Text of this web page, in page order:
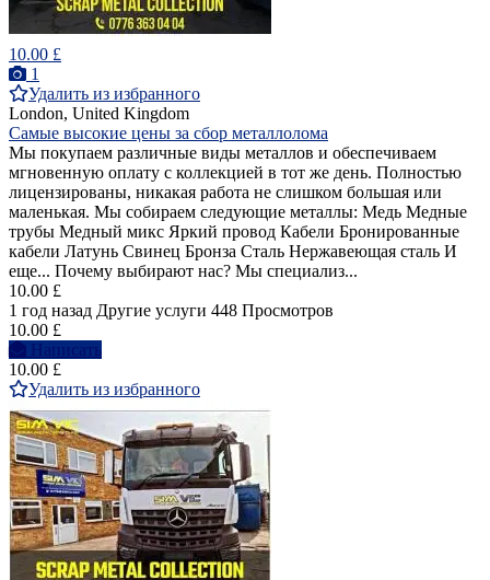
10.00 £
1
Удалить из избранного
London, United Kingdom
Самые высокие цены за сбор металлолома
Мы покупаем различные виды металлов и обеспечиваем
мгновенную оплату с коллекцией в тот же день. Полностью
лицензированы, никакая работа не слишком большая или
маленькая. Мы собираем следующие металлы: Медь Медные
трубы Медный микс Яркий провод Кабели Бронированные
кабели Латунь Свинец Бронза Сталь Нержавеющая сталь И
еще... Почему выбирают нас? Мы специализ...
10.00 £
1 год назад Другие услуги 448 Просмотров
10.00 £
Написать
10.00 £
Удалить из избранного